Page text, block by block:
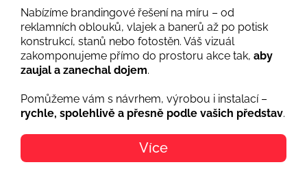
Nabízíme brandingové řešení na míru – od
reklamních oblouků, vlajek a banerů až po potisk
konstrukcí, stanů nebo fotostěn. Váš vizuál
zakomponujeme přímo do prostoru akce tak, aby
zaujal a zanechal dojem.
Pomůžeme vám s návrhem, výrobou i instalací –
rychle, spolehlivě a přesně podle vašich představ.
Více